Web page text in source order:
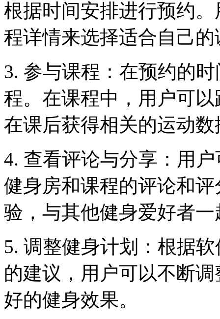
根据时间安排进行预约
程详情来选择适合自己的
3. 参与课程：在预约的
程。在课程中，用户可
在课后获得相关的运动
4. 查看评论与分享：用
健身房和课程的评论和
验，与其他健身爱好者
5. 调整健身计划：根据
的建议，用户可以不断
好的健身效果。